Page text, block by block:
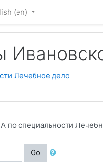
‎(en)‎
Лечебное дело
Go